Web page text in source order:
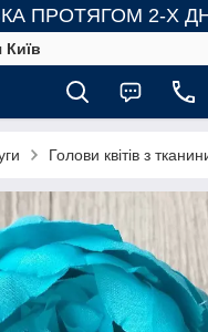
ПРОТЯГОМ 2-Х
Київ
Голови квітів з